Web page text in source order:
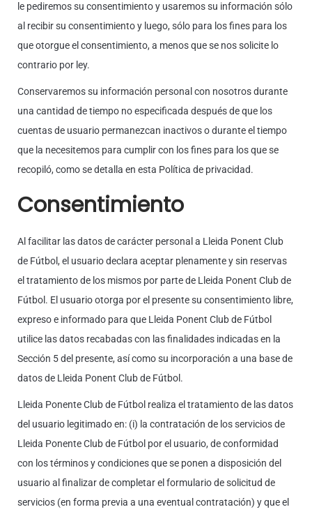
le pediremos su consentimiento y usaremos su información sólo
al recibir su consentimiento y luego, sólo para los fines para los
que otorgue el consentimiento, a menos que se nos solicite lo
contrario por ley.
Conservaremos su información personal con nosotros durante
una cantidad de tiempo no especificada después de que los
cuentas de usuario permanezcan inactivos o durante el tiempo
que la necesitemos para cumplir con los fines para los que se
recopiló, como se detalla en esta Política de privacidad.
Consentimiento
Al facilitar las datos de carácter personal a Lleida Ponent Club
de Fútbol, el usuario declara aceptar plenamente y sin reservas
el tratamiento de los mismos por parte de Lleida Ponent Club de
Fútbol. El usuario otorga por el presente su consentimiento libre,
expreso e informado para que Lleida Ponent Club de Fútbol
utilice las datos recabadas con las finalidades indicadas en la
Sección 5 del presente, así como su incorporación a una base de
datos de Lleida Ponent Club de Fútbol.
Lleida Ponente Club de Fútbol realiza el tratamiento de las datos
del usuario legitimado en: (i) la contratación de los servicios de
Lleida Ponente Club de Fútbol por el usuario, de conformidad
con los términos y condiciones que se ponen a disposición del
usuario al finalizar de completar el formulario de solicitud de
servicios (en forma previa a una eventual contratación) y que el